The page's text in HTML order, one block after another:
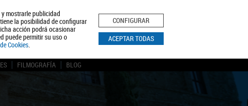
mostrarle publicidad
la posibilidad de configurar
acción podrá ocasionar
puede permitir su uso o
Cookies.
CONFIGURAR
ACEPTAR TODAS
Política de Privacidad Aviso Legal Política de Cookies
BUSCAR
FILMOGRAFÍA BLOG